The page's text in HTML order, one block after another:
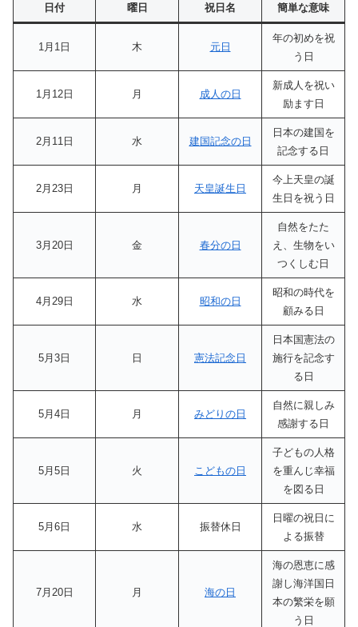
日付 曜日 祝日名 簡単な意味
1月1日 木 元日
年の初めを祝
う日
1月12日 月 成人の日
新成人を祝い
励ます日
2月11日 水 建国記念の日
日本の建国を
記念する日
2月23日 月 天皇誕生日
今上天皇の誕
生日を祝う日
3月20日 金 春分の日
自然をたた
え、生物をい
つくしむ日
4月29日 水 昭和の日
昭和の時代を
顧みる日
5月3日 日 憲法記念日
日本国憲法の
施行を記念す
る日
5月4日 月 みどりの日
自然に親しみ
感謝する日
5月5日 火 こどもの日
子どもの人格
を重んじ幸福
を図る日
5月6日 水 振替休日
日曜の祝日に
よる振替
7月20日 月 海の日
海の恩恵に感
謝し海洋国日
本の繁栄を願
う日